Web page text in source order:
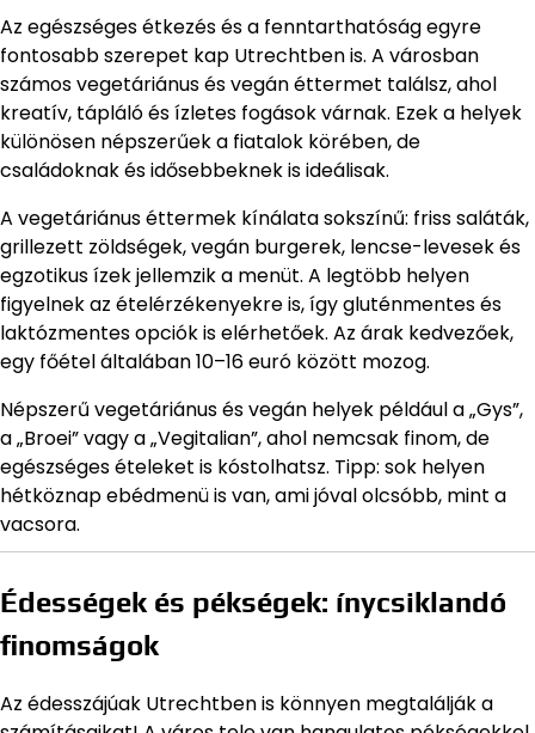
Az egészséges étkezés és a fenntarthatóság egyre
fontosabb szerepet kap Utrechtben is. A városban
számos vegetáriánus és vegán éttermet találsz, ahol
kreatív, tápláló és ízletes fogások várnak. Ezek a helyek
különösen népszerűek a fiatalok körében, de
családoknak és idősebbeknek is ideálisak.
A vegetáriánus éttermek kínálata sokszínű: friss saláták,
grillezett zöldségek, vegán burgerek, lencse-levesek és
egzotikus ízek jellemzik a menüt. A legtöbb helyen
figyelnek az ételérzékenyekre is, így gluténmentes és
laktózmentes opciók is elérhetőek. Az árak kedvezőek,
egy főétel általában 10–16 euró között mozog.
Népszerű vegetáriánus és vegán helyek például a „Gys”,
a „Broei” vagy a „Vegitalian”, ahol nemcsak finom, de
egészséges ételeket is kóstolhatsz. Tipp: sok helyen
hétköznap ebédmenü is van, ami jóval olcsóbb, mint a
vacsora.
Édességek és pékségek: ínycsiklandó
finomságok
Az édesszájúak Utrechtben is könnyen megtalálják a